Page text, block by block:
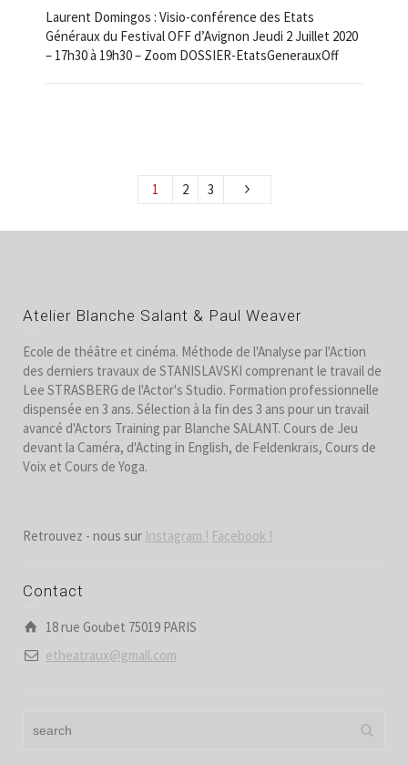
Laurent Domingos : Visio-conférence des Etats
Généraux du Festival OFF d’Avignon Jeudi 2 Juillet 2020
– 17h30 à 19h30 – Zoom DOSSIER-EtatsGenerauxOff
1 2 3
Atelier Blanche Salant & Paul Weaver
Ecole de théâtre et cinéma. Méthode de l'Analyse par l'Action
des derniers travaux de STANISLAVSKI comprenant le travail de
Lee STRASBERG de l'Actor's Studio. Formation professionnelle
dispensée en 3 ans. Sélection à la fin des 3 ans pour un travail
avancé d'Actors Training par Blanche SALANT. Cours de Jeu
devant la Caméra, d'Acting in English, de Feldenkraïs, Cours de
Voix et Cours de Yoga.
Retrouvez - nous sur Instagram ! Facebook !
Contact
18 rue Goubet 75019 PARIS
etheatraux@gmail.com